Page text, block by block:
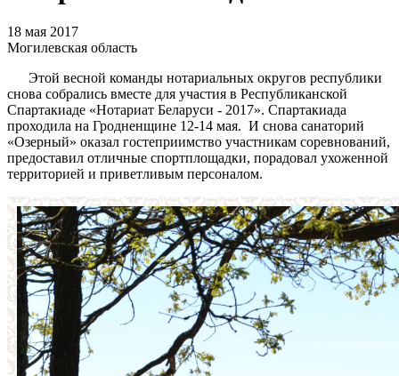
18 мая 2017
Могилевская область
Этой весной команды нотариальных округов республики
снова собрались вместе для участия в Республиканской
Спартакиаде «Нотариат Беларуси - 2017». Спартакиада
проходила на Гродненщине 12-14 мая. И снова санаторий
«Озерный» оказал гостеприимство участникам соревнований,
предоставил отличные спортплощадки, порадовал ухоженной
территорией и приветливым персоналом.